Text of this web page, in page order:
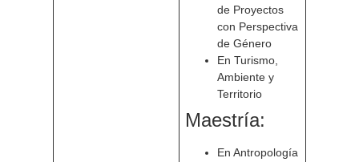
de Proyectos
con Perspectiva
de Género
En Turismo,
Ambiente y
Territorio
Maestría:
En Antropología